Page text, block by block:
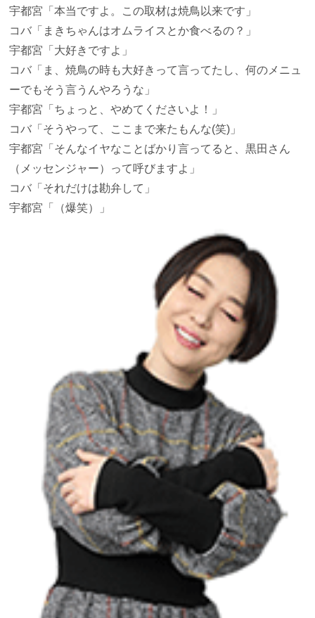
宇都宮 「本当ですよ。この取材は焼鳥以来です」
コバ 「まきちゃんはオムライスとか食べるの？」
宇都宮 「大好きですよ」
コバ 「ま、焼鳥の時も大好きって言ってたし、何のメニュ
ーでもそう言うんやろうな」
宇都宮 「ちょっと、やめてくださいよ！」
コバ 「そうやって、ここまで来たもんな(笑)」
宇都宮 「そんなイヤなことばかり言ってると、黒田さん
（メッセンジャー）って呼びますよ」
コバ 「それだけは勘弁して」
宇都宮 「（爆笑）」